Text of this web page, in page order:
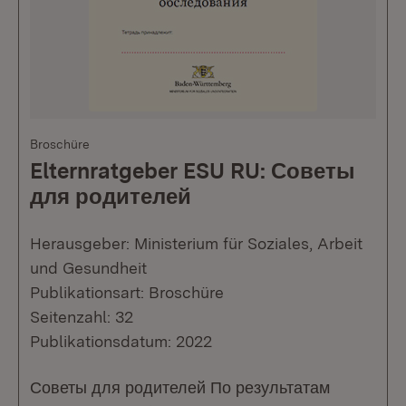
Broschüre
Elternratgeber ESU RU: Советы
для родителей
Herausgeber: Ministerium für Soziales, Arbeit
und Gesundheit
Publikationsart: Broschüre
Seitenzahl: 32
Publikationsdatum: 2022
Советы для родителей По результатам